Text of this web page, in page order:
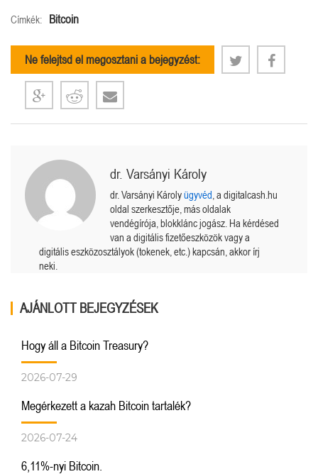
Címkék: Bitcoin
Ne felejtsd el megosztani a bejegyzést:
dr. Varsányi Károly
dr. Varsányi Károlyügyvéd , a digitalcash.hu
oldal szerkesztője, más oldalak
vendégírója, blokklánc jogász. Ha kérdésed
van a digitális fizetőeszközök vagy a
digitális eszközosztályok (tokenek, etc.) kapcsán, akkor írj
neki.
AJÁNLOTT BEJEGYZÉSEK
Hogy áll a Bitcoin Treasury?
2026-07-29
Megérkezett a kazah Bitcoin tartalék?
2026-07-24
6,11%-nyi Bitcoin.